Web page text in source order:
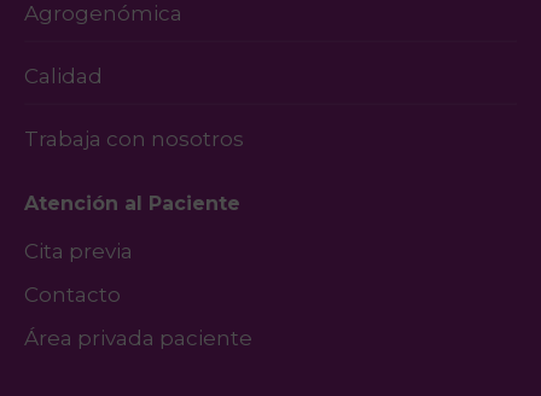
Agrogenómica
Calidad
Trabaja con nosotros
Atención al Paciente
Cita previa
Contacto
Área privada paciente